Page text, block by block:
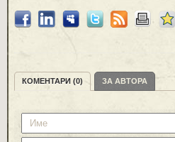
КОМЕНТАРИ (0) ЗА АВТОРА